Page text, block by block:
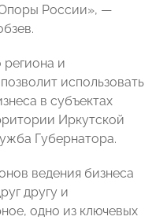
России», —
региона и
использовать
в субъектах
Иркутской
Губернатора.
ведения бизнеса
другу и
одно из ключевых